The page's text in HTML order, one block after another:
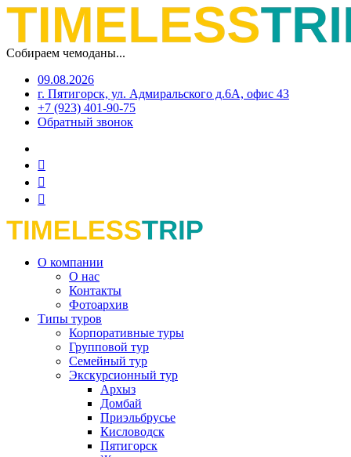
Собираем чемоданы...
09.08.2026
г. Пятигорск, ул. Адмиральского д.6А, офис 43
+7 (923) 401-90-75
Обратный звонок
О компании
О нас
Контакты
Фотоархив
Типы туров
Корпоративные туры
Групповой тур
Семейный тур
Экскурсионный тур
Архыз
Домбай
Приэльбрусье
Кисловодск
Пятигорск